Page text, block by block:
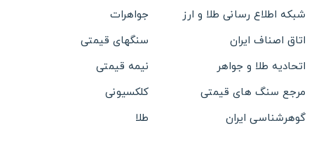
شبکه اطلاع رسانی طلا و ارز
اتاق اصناف ایران
اتحادیه طلا و جواهر
مرجع سنگ های قیمتی
گوهرشناسی ایران
جواهرات
سنگهای قیمتی
نیمه قیمتی
کلکسیونی
طلا